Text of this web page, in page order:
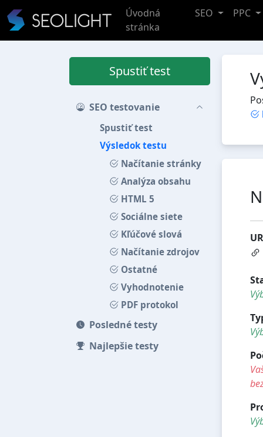
Úvodná
stránka
SEO PPC
Spustiť test
SEO testovanie
Spustiť test
Výsledok testu
Načítanie stránky
Analýza obsahu
HTML 5
Sociálne siete
Kľúčové slová
Načítanie zdrojov
Ostatné
Vyhodnotenie
PDF protokol
Posledné testy
Najlepšie testy